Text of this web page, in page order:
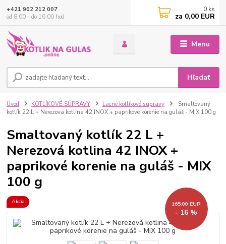
Menu
Hľadať
+421 902 212 007
od 8:00 - do 16:00 hod
0 ks
za 0,00 EUR
Úvod KOTLÍKOVÉ SÚPRAVY Lacné kotlíkové súpravy
Smaltovaný
kotlík 22 L + Nerezová kotlina 42 INOX + paprikové korenie na guláš - MIX 100 g
Smaltovaný kotlík 22 L +
Nerezová kotlina 42 INOX +
paprikové korenie na guláš - MIX
100 g
Akcia 165,00 EUR
- 16 %